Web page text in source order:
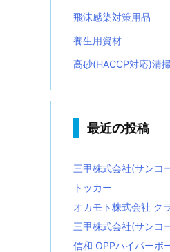
飛沫感染対策用品
養生用資材
高砂(HACCP対応)清
最近の投稿
三甲株式会社(サンコ
トッカー
オカモト株式会社 ク
三甲株式会社(サンコ
信和 OPPハイパーボ